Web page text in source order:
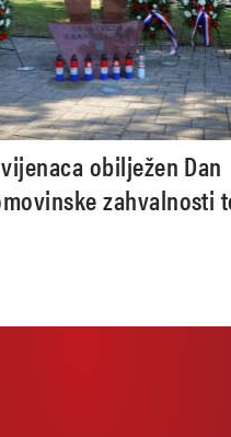
obilježen Dan
zahvalnosti